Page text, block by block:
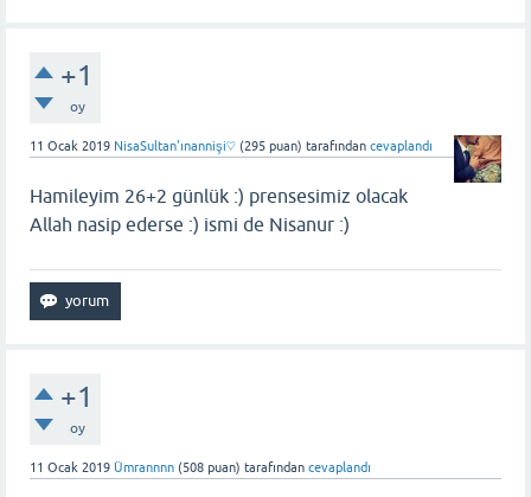
+1
oy
11 Ocak 2019 NisaSultan'ınannişi♡ (295 puan) tarafından cevaplandı
Hamileyim 26+2 günlük :) prensesimiz olacak
Allah nasip ederse :) ismi de Nisanur :)
+1
oy
11 Ocak 2019 Ümrannnn (508 puan) tarafından cevaplandı